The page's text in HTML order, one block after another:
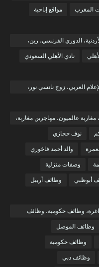
المغرب مواقع إباحية
الدوري الفرنسي، رين،
نادي الأهلي السعودي
العربي، زوج نانسي نور،
عالميون، مهاجرين مغاربة،
نوف حجازي
والد أحمد فاخوري
وصفات منزلية
أبوظبي وظائف أربيل
وظائف حكومية، وظائف
وظائف الموصل
وظائف حكومية
وظائف دبي